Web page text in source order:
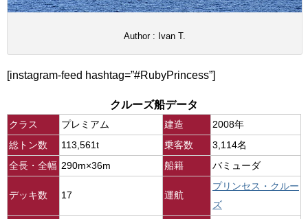
Author : Ivan T.
[instagram-feed hashtag=”#RubyPrincess”]
クルーズ船データ
クラス プレミアム 建造
2008年
総トン数
113,561t 乗客数
3,114名
全長・全幅 290m×36m 船籍 バミューダ
デッキ数 17 運航
プリンセス・クルー
ズ